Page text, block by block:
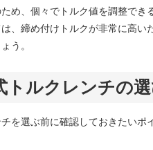
め、個々でトルク値を調整で
、締め付けトルクが非常に高
う。
トルクレンチの
を選ぶ前に確認しておきたいポ